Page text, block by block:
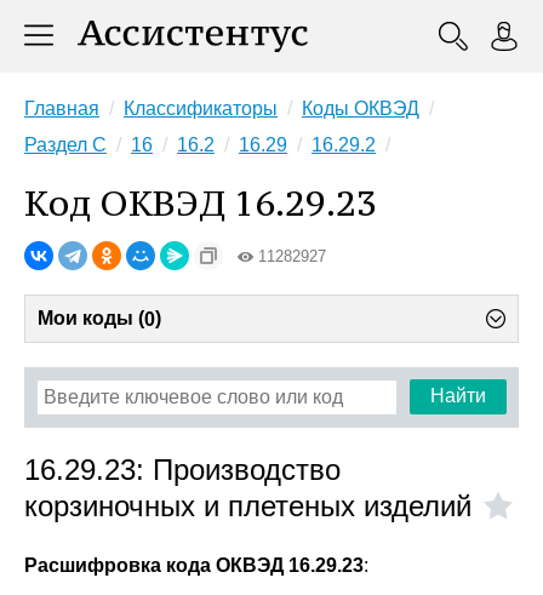
Главная Классификаторы
Коды ОКВЭД
Раздел C
16 16.2 16.29 16.29.2
Код ОКВЭД 16.29.23
11282927
Мои коды (0)
Найти
16.29.23: Производство
корзиночных и плетеных изделий
Расшифровка кода ОКВЭД 16.29.23: